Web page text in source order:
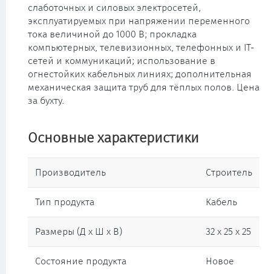
слаботочных и силовых электросетей,
эксплуатируемых при напряжении переменного
тока величиной до 1000 В; прокладка
компьютерных, телевизионных, телефонных и IT-
сетей и коммуникаций; использование в
огнестойких кабельных линиях; дополнительная
механическая защита труб для тёплых полов. Цена
за бухту.
Основные характеристики
Производитель Строитель
Тип продукта Кабель
Размеры (Д х Ш х В) 32 x 25 x 25
Состояние продукта Новое